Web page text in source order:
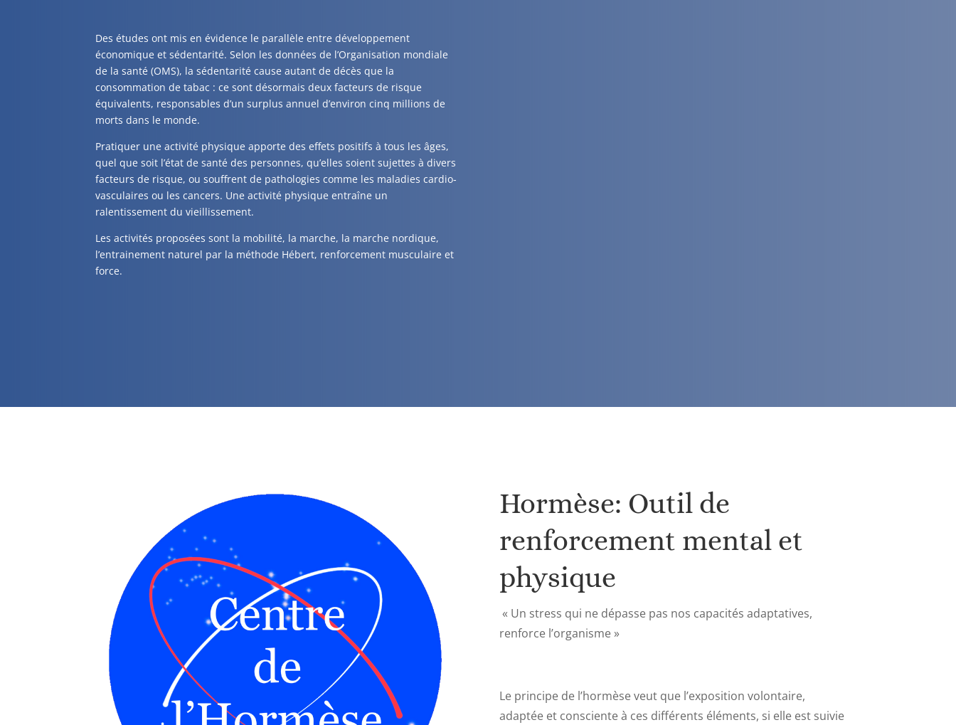
Des études ont mis en évidence le parallèle entre développement
économique et sédentarité. Selon les données de l’Organisation mondiale
de la santé (OMS), la sédentarité cause autant de décès que la
consommation de tabac : ce sont désormais deux facteurs de risque
équivalents, responsables d’un surplus annuel d’environ cinq millions de
morts dans le monde.
Pratiquer une activité physique apporte des effets positifs à tous les âges,
quel que soit l’état de santé des personnes, qu’elles soient sujettes à divers
facteurs de risque, ou souffrent de pathologies comme les maladies cardio‐
vasculaires ou les cancers. Une activité physique entraîne un
ralentissement du vieillissement.
Les activités proposées sont la mobilité, la marche, la marche nordique,
l’entrainement naturel par la méthode Hébert, renforcement musculaire et
force.
Hormèse: Outil de
renforcement mental et
physique
« Un stress qui ne dépasse pas nos capacités adaptatives,
renforce l’organisme »
Le principe de l’hormèse veut que l’exposition volontaire,
adaptée et consciente à ces différents éléments, si elle est suivie